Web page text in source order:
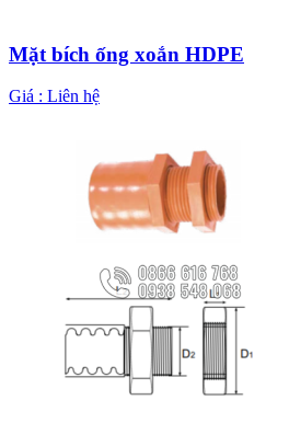
Mặt bích ống xoắn HDPE
Giá : Liên hệ